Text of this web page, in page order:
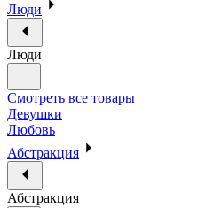
Люди
Люди
Смотреть все товары
Девушки
Любовь
Абстракция
Абстракция